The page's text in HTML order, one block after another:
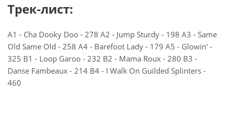
Трек-лист:
A1 - Cha Dooky Doo - 278 A2 - Jump Sturdy - 198 A3 - Same
Old Same Old - 258 A4 - Barefoot Lady - 179 A5 - Glowin' -
325 B1 - Loop Garoo - 232 B2 - Mama Roux - 280 B3 -
Danse Fambeaux - 214 B4 - I Walk On Guilded Splinters -
460